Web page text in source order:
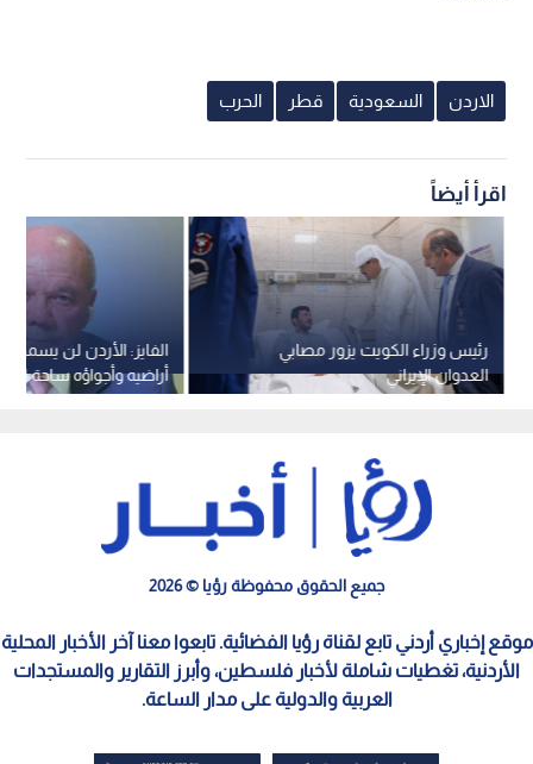
الاردن السعودية قطر الحرب
اقرأ أيضاً
الفايز: الأردن لن يسمح
أراضيه وأجواؤه ساحة
بوقف الاعتداءات الإيرانية
رئيس وزراء الكويت يزور مصابي
العدوان الإيراني
جميع الحقوق محفوظة رؤيا © 2026
موقع إخباري أردني تابع لقناة رؤيا الفضائية. تابعوا معنا آخر الأخبار المحلية
الأردنية، تغطيات شاملة لأخبار فلسطين، وأبرز التقارير والمستجدات
العربية والدولية على مدار الساعة.